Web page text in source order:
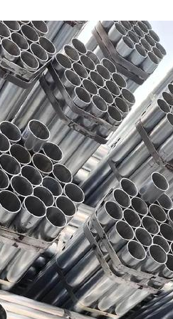
2LPE / 2Tubería
recubierta de LPP
Tubo de acero
galvanizado
Tubos de recubrimiento
interno epoxi
Tubería y accesorios
revestidos de PTFE